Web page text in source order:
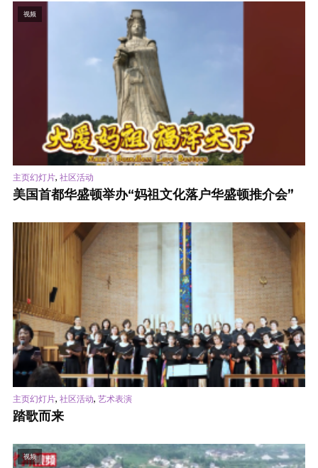
视频
主页幻灯片, 社区活动
美国首都华盛顿举办“妈祖文化落户华盛顿推介会”
主页幻灯片, 社区活动, 艺术表演
踏歌而来
视频